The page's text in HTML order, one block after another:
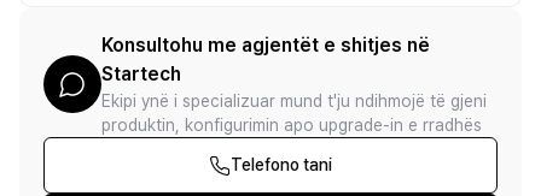
Konsultohu me agjentët e shitjes në
Startech
Ekipi ynë i specializuar mund t'ju ndihmojë të gjeni
produktin, konfigurimin apo upgrade-in e rradhës
Telefono tani